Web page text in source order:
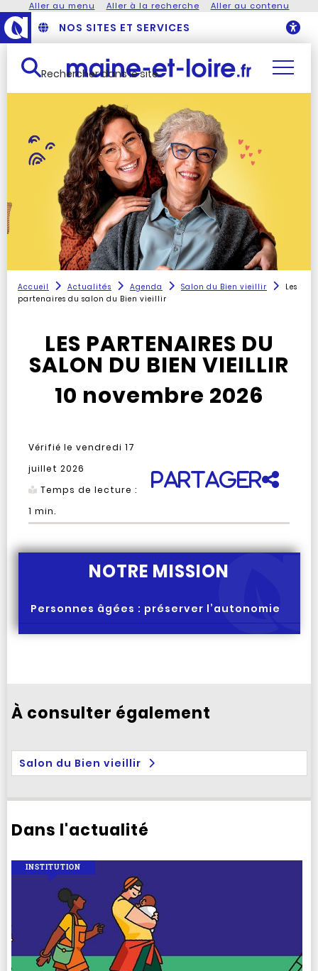
Aller au menu Aller à la recherche Aller au contenu
NOS SITES ET SERVICES
Rechercher dans le site
Accueil Actualités Agenda Salon du Bien vieillir
Les
partenaires du salon du Bien vieillir
LES PARTENAIRES DU
SALON DU BIEN VIEILLIR
10 novembre 2026
Vérifié le vendredi 17
juillet 2026
Temps de lecture :
1 min.
Partager
NOTRE MISSION
Personnes âgées : préserver l’autonomie
À consulter également
Salon du Bien vieillir
Dans l'actualité
INSTITUTION